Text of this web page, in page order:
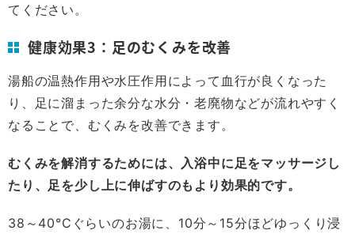
てください。
健康効果3：足のむくみを改善
湯船の温熱作用や水圧作用によって血行が良くなった
り、足に溜まった余分な水分・老廃物などが流れやすく
なることで、むくみを改善できます。
むくみを解消するためには、入浴中に足をマッサージし
たり、足を少し上に伸ばすのもより効果的です。
38～40°Cぐらいのお湯に、10分～15分ほどゆっくり浸